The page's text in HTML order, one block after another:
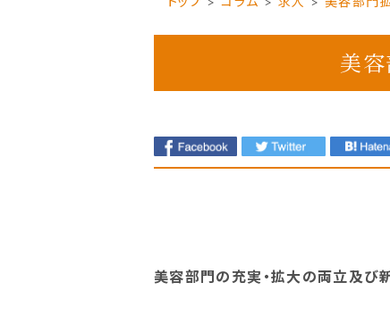
美
美容部門の充実・拡大の両立及び